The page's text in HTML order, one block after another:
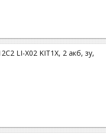
LI-X02 KIT1X, 2 акб, зу,